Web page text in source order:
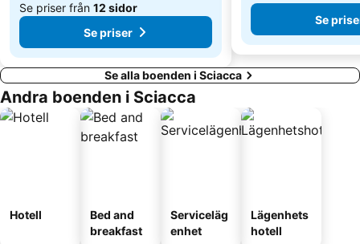
Se priser från 12 sidor
Se priser
Se
Se alla boenden i Sciacca
Andra boenden i Sciacca
Hotell
Bed and
breakfast
Serviceläg
enhet
Lägenhets
hotell